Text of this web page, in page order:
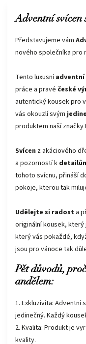
Adventní svícen
Představujeme vám
nového společníka pro
Tento luxusníadventní
práce a pravé české
autentický kousek pro
vás okouzlí svým
produktem naší značky
Svícen z akáciového
a pozorností k
tohoto svícnu, přináší
pokoje, kterou tak
Udělejte si radost a
originální kousek,
který vás pokaždé,
jsou pro vánoce tak
Pět důvodů,
andělem:
1. Exkluzivita: Adventní
jedinečný. Každý
2. Kvalita: Produkt je
kvality.